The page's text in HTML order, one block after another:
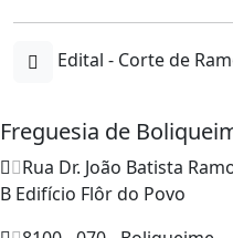
Edital - Corte de
Freguesia de
Rua Dr. João Batista
B Edifício Flôr do Povo